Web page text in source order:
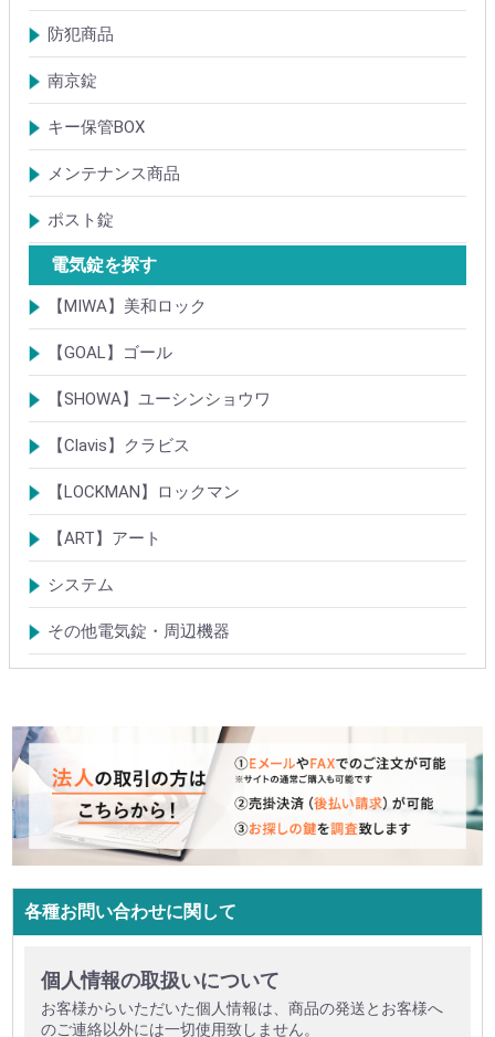
ドアガード
ドアチェーン
クレセント錠
丁番
フランス落とし
ドアクローザ
防犯商品
防犯簡易錠
防犯サムターン
ガードプレート・Lフロント
その他
南京錠
【ALPHA】アルファ
【ABUS】アバス
その他
キー保管BOX
大型キーBOX
小型キーBOX
メンテナンス商品
鍵の潤滑剤
サッシ調整ツール
ポスト錠
【Tajima(MET)】
【DAIKEN】
【コーワソニア】
【キョーワナスタ】
【リンタツ】
その他
電気錠を探す
【MIWA】美和ロック
電気錠・電気ストライク
通電金具
制御器・操作器
電材・その他
BANシリーズ
非接触キー・IDカード
Raccessシリーズ
ノンタッチシリーズ
iELシリーズ
FKL・FeliCa・MIFARE
キースイッチ
補修品・代替品
【GOAL】ゴール
電気錠
通電金具
電気錠システム製品
キースイッチ
【SHOWA】ユーシンショウワ
電気錠・電気ストライク
電気錠システム製品
キースイッチ
【Clavis】クラビス
電気錠
電気錠システム製品
Tebra(ハンズフリー)
キースイッチ
【LOCKMAN】ロックマン
電磁式電気錠
電磁錠取付ブラケット
電気錠システム製品
【ART】アート
電気錠システム
入退管理システム
システム
テンキーシステム
静脈認証システム
ICカード認証システム
その他電気錠・周辺機器
各種お問い合わせに関して
個人情報の取扱いについて
お客様からいただいた個人情報は、商品の発送とお客様へ
のご連絡以外には一切使用致しません。